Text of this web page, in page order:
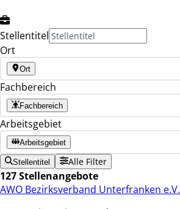
Stellentitel
Ort
Ort
Fachbereich
Fachbereich
Arbeitsgebiet
Arbeitsgebiet
Stellentitel Alle Filter
127 Stellenangebote
AWO Bezirksverband Unterfranken e.V.